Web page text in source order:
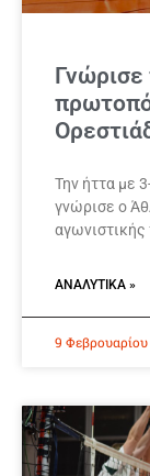
Γνώρισε
Την ήττα με
γνώρισε ο
ΑΝΑΛΥΤΙΚΆ »
9